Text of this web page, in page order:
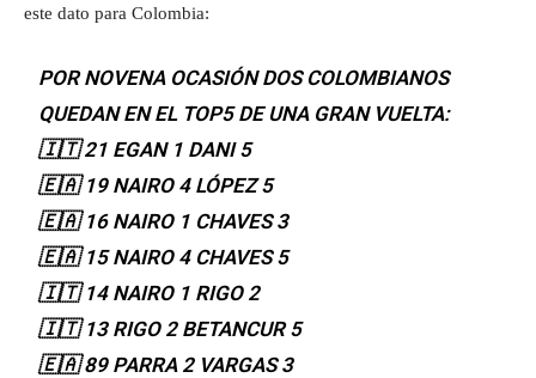
este dato para Colombia:
POR NOVENA OCASIÓN DOS COLOMBIANOS
QUEDAN EN EL TOP5 DE UNA GRAN VUELTA:
🇮🇹 21 EGAN 1 DANI 5
🇪🇦 19 NAIRO 4 LÓPEZ 5
🇪🇦 16 NAIRO 1 CHAVES 3
🇪🇦 15 NAIRO 4 CHAVES 5
🇮🇹 14 NAIRO 1 RIGO 2
🇮🇹 13 RIGO 2 BETANCUR 5
🇪🇦 89 PARRA 2 VARGAS 3